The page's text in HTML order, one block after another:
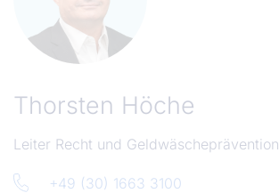
Thorsten Höche
Leiter Recht und Geldwäscheprävention
+49 (30) 1663 3100